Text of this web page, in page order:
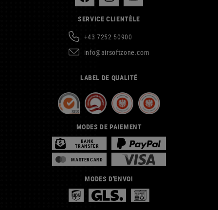
SERVICE CLIENTÈLE
+43 7252 50900
info@airsoftzone.com
LABEL DE QUALITÉ
MODES DE PAIEMENT
BANK
TRANSFER
MASTERCARD
MODES D'ENVOI